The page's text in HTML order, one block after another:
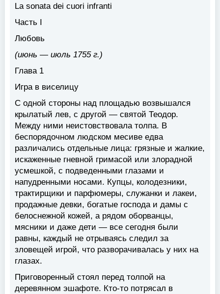
La sonata dei cuori infranti
Часть I
Любовь
(июнь — июль 1755 г.)
Глава 1
Игра в виселицу
С одной стороны над площадью возвышался
крылатый лев, с другой — святой Теодор.
Между ними неистовствовала толпа. В
беспорядочном людском месиве едва
различались отдельные лица: грязные и жалкие,
искаженные гневной гримасой или злорадной
усмешкой, с подведенными глазами и
напудренными носами. Купцы, колодезники,
трактирщики и парфюмеры, служанки и лакеи,
продажные девки, богатые господа и дамы с
белоснежной кожей, а рядом оборванцы,
мясники и даже дети — все сегодня были
равны, каждый не отрываясь следил за
зловещей игрой, что разворачивалась у них на
глазах.
Приговоренный стоял перед толпой на
деревянном эшафоте. Кто-то потрясал в